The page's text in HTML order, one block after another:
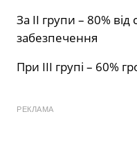
За II групи – 80%
забезпечення
При III групі – 60%
РЕКЛАМА